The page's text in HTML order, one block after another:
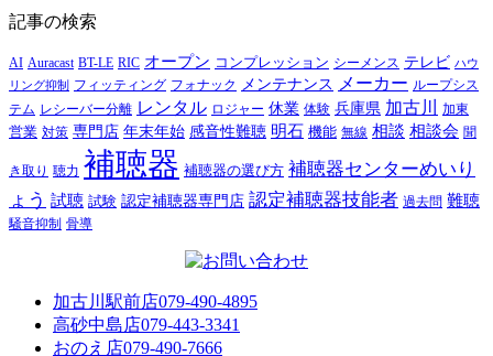
記事の検索
AI Auracast BT-LE RIC オープン コンプレッション シーメンス テレビ ハウ
リング抑制
フィッティング フォナック メンテナンス メーカー ループシス
テム レシーバー分離 レンタル ロジャー 休業 体験 兵庫県 加古川 加東
営業 対策 専門店 年末年始 感音性難聴 明石 機能 無線 相談 相談会 聞
き取り 聴力 補聴器 補聴器の選び方 補聴器センターめいり
ょう 試聴 試験 認定補聴器専門店 認定補聴器技能者 過去問 難聴
騒音抑制 骨導
加古川駅前店079-490-4895
高砂中島店079-443-3341
おのえ店079-490-7666